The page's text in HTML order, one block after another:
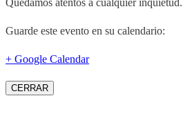
Guarde este evento en su calendario:
+ Google Calendar
CERRAR